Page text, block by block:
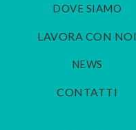
DOVE SIAMO
LAVORA CON NOI
NEWS
CONTATTI